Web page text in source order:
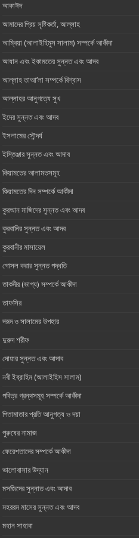
আকাঈদ
আমাদের প্রিয় সৃষ্টিকর্তা, আল্লাহ ‎
আম্বিয়া (আলাইহিমুস সালাম) সম্পর্কে আকীদা
আযান এবং ইকামতের সুন্নত এবং আদব
আল্লাহ তাআ’লা সম্পর্কে বিশ্বাস
আল্লাহর আনুগত্যে সুখ
ইদের সুন্নত এবং আদব
ইসলামের সৌন্দর্য
ইস্তিঞ্জার সুন্নত এবং আদাব
কিয়ামতের আলামতসমূহ
কিয়ামতের দিন সম্পর্কে আকীদা
কুরআন মাজিদের সুন্নত এবং আদব
কুরবানির সুন্নত এবং আদব
কুরবানীর মাসায়েল
গোসল করার সুন্নত পদ্ধতি
তাকদীর (ভাগ্য) সম্পর্কে আকীদা
তাফসির
দরূদ ও সালামের উপহার
দুরুদ শরীফ
দোয়ার সুন্নত এবং আদাব
নবী ইব্রাহিম (আলাইহিস সালাম)
পবিত্র গ্রন্থসমূহ সম্পর্কে আকীদা
পিতামাতার প্রতি আনুগত্য ও ‎দয়া
পুরুষের নামাজ
ফেরেশতাদের সম্পর্কে আকীদা
ভালোবাসার ‎উদ্যান
মসজিদের সুন্নাত এবং আদাব
মহররম মাসের সুন্নত এবং আদব
মহান সাহাবা